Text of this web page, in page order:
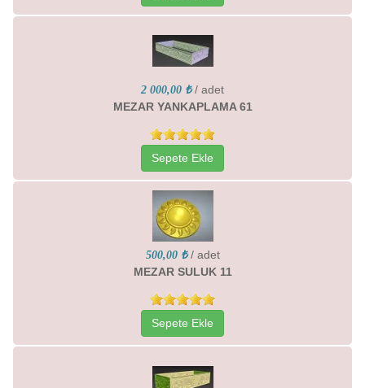
2 000,00 ₺ / adet
MEZAR YANKAPLAMA 61
Sepete Ekle
500,00 ₺ / adet
MEZAR SULUK 11
Sepete Ekle